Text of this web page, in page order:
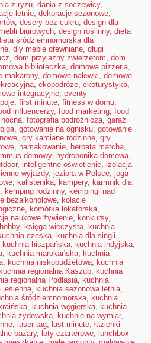
z ryżu, dania z soczewicy,
letnie, dekoracje sezonowe,
, desery bez cukru, design dla
biurowych, design roślinny, dieta
śródziemnomorska dla
, diy meble drewniane, długi
, dom przyjazny zwierzętom, dom
biblioteczka, domowa pizzeria,
makarony, domowe nalewki, domowe
, ekopodróże, ekoturystyka,
integracyjne, eventy
, first minute, fitness w domu,
influencerzy, food marketing, food
, fotografia podróżnicza, garaż
, gotowanie na ognisku, gotowanie
, gry karciane rodzinne, gry
, hamakowanie, herbata matcha,
domowy, hydroponika domowa,
, inteligentne oświetlenie, izolacja
wyjazdy, jeziora w Polsce, joga
, kalistenika, kampery, karmnik dla
, kemping rodzinny, kempingi nad
bezalkoholowe, kolacje
, komórka lokatorska,
naukowe żywienie, konkursy,
, księga wieczysta, kuchnia
czeska, kuchnia dla singli,
kuchnia hiszpańska, kuchnia indyjska,
, kuchnia marokańska, kuchnia
, kuchnia niskobudżetowa, kuchnia
kuchnia regionalna Kaszub, kuchnia
regionalna Podlasia, kuchnia
jesienna, kuchnia sezonowa letnia,
śródziemnomorska, kuchnia
, kuchnia węgierska, kuchnia
żydowska, kuchnie na wymiar,
, laser tag, last minute, łazienki
bazary, loty czarterowe, lunchbox